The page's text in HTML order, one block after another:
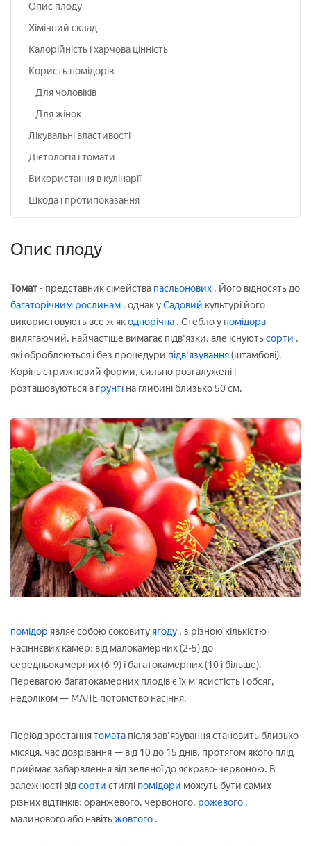
Опис плоду
Хімічний склад
Калорійність і харчова цінність
Користь помідорів
Для чоловіків
Для жінок
Лікувальні властивості
Дієтологія і томати
Використання в кулінарії
Шкода і протипоказання
Опис плоду
Томат - представник сімейства пасльонових . Його відносять до
багаторічним рослинам , однак уСадовий культурі його
використовують все ж якоднорічна . Стебло у помідора
вилягаючий, найчастіше вимагає підв'язки, але існуютьсорти ,
які обробляються і без процедури підв'язування(штамбові).
Корінь стрижневий форми, сильно розгалужені і
розташовуються в грунті на глибині близько 50 см.
помідор являє собою соковитуягоду , з різною кількістю
насіннєвих камер: від малокамерних (2-5) до
середньокамерних (6-9) і багатокамерних (10 і більше).
Перевагою багатокамерних плодів є їх м'ясистість і обсяг,
недоліком — МАЛЕ потомство насіння.
Період зростаннятомата після зав'язування становить близько
місяця, час дозрівання — від 10 до 15 днів, протягом якого плід
приймає забарвлення від зеленої до яскраво-червоною. В
залежності відсорти стиглі помідори можуть бути самих
різних відтінків: оранжевого, червоного, рожевого ,
малинового або навітьжовтого .